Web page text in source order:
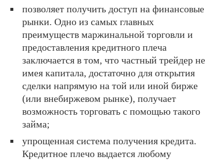
позволяет получить доступ на финансовые
рынки. Одно из самых главных
преимуществ маржинальной торговли и
предоставления кредитного плеча
заключается в том, что частный трейдер не
имея капитала, достаточно для открытия
сделки напрямую на той или иной бирже
(или внебиржевом рынке), получает
возможность торговать с помощью такого
займа;
упрощенная система получения кредита.
Кредитное плечо выдается любому